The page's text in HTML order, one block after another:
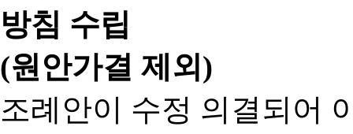
방침 수립
(원안가결 제외)
조례안이 수정 의결되어